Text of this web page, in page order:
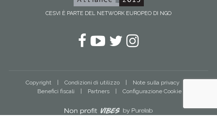
CESVI È PARTE DEL NETWORK EUROPEO DI NGO
Facebook
YouTube
Twitter
Instagram
Copyright Condizioni di utilizzo
Note sulla privacy
Benefici fiscali
Partners Configurazione Cookie